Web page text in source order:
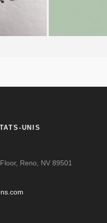
UNIS
Reno, NV 89501